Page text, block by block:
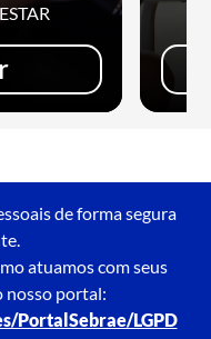
de forma segura
atuamos com seus
nosso portal:
PortalSebrae/LGPD